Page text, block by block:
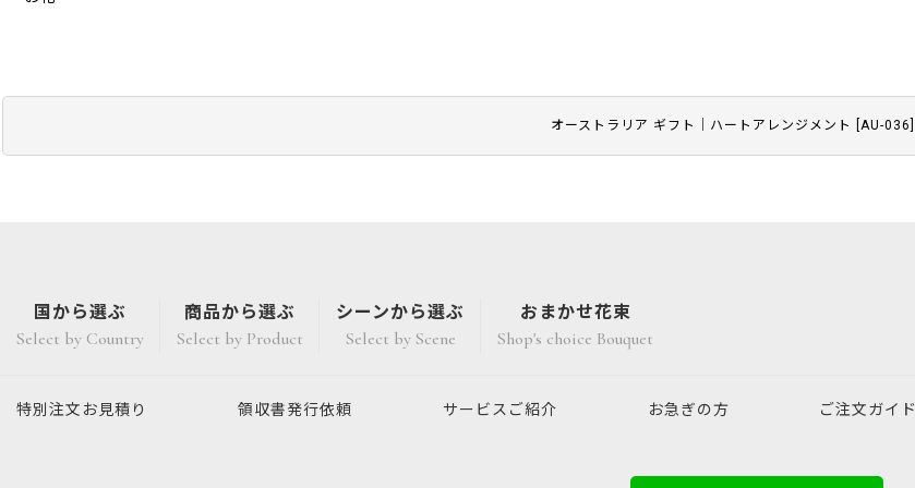
オーストラリア ギフト｜ハートアレンジメント AU-036
国から選ぶ
Select by Country
商品から選ぶ
Select by Product
シーンから選ぶ
Select by Scene
おまかせ花束
Shop's choice Bouquet
特別注文 お見積り 領収書発行依頼 サービスご紹介 お急ぎの方 ご注文ガイド